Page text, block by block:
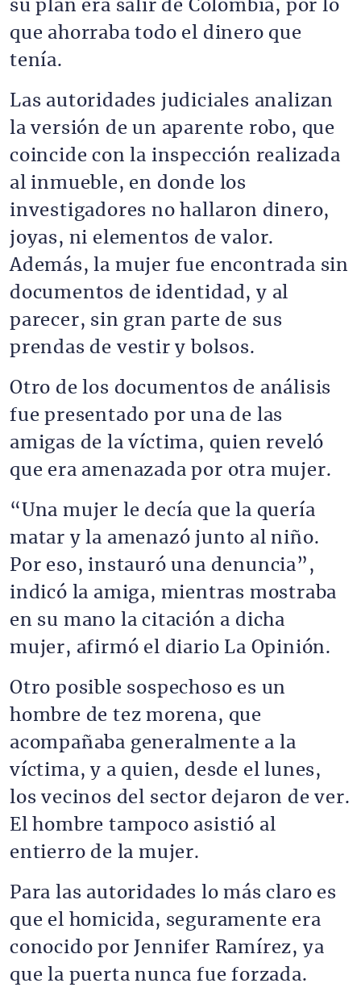
su plan era salir de Colombia, por lo
que ahorraba todo el dinero que
tenía.
Las autoridades judiciales analizan
la versión de un aparente robo, que
coincide con la inspección realizada
al inmueble, en donde los
investigadores no hallaron dinero,
joyas, ni elementos de valor.
Además, la mujer fue encontrada sin
documentos de identidad, y al
parecer, sin gran parte de sus
prendas de vestir y bolsos.
Otro de los documentos de análisis
fue presentado por una de las
amigas de la víctima, quien reveló
que era amenazada por otra mujer.
“Una mujer le decía que la quería
matar y la amenazó junto al niño.
Por eso, instauró una denuncia”,
indicó la amiga, mientras mostraba
en su mano la citación a dicha
mujer, afirmó el diario La Opinión.
Otro posible sospechoso es un
hombre de tez morena, que
acompañaba generalmente a la
víctima, y a quien, desde el lunes,
los vecinos del sector dejaron de ver.
El hombre tampoco asistió al
entierro de la mujer.
Para las autoridades lo más claro es
que el homicida, seguramente era
conocido por Jennifer Ramírez, ya
que la puerta nunca fue forzada.